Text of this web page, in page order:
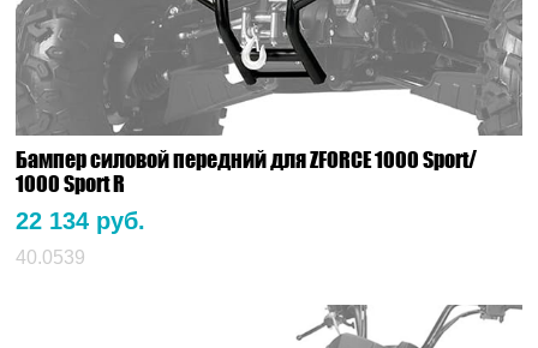
Бампер силовой передний для ZFORCE 1000 Sport/
1000 Sport R
22 134 руб.
40.0539